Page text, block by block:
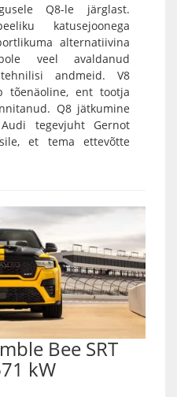
Q8-le järglast.
katusejoonega
alternatiivina
veel avaldanud
andmeid. V8
tõenäoline, ent tootja
Q8 jätkumine
tegevjuht Gernot
et tema ettevõtte
Bee SRT
kW